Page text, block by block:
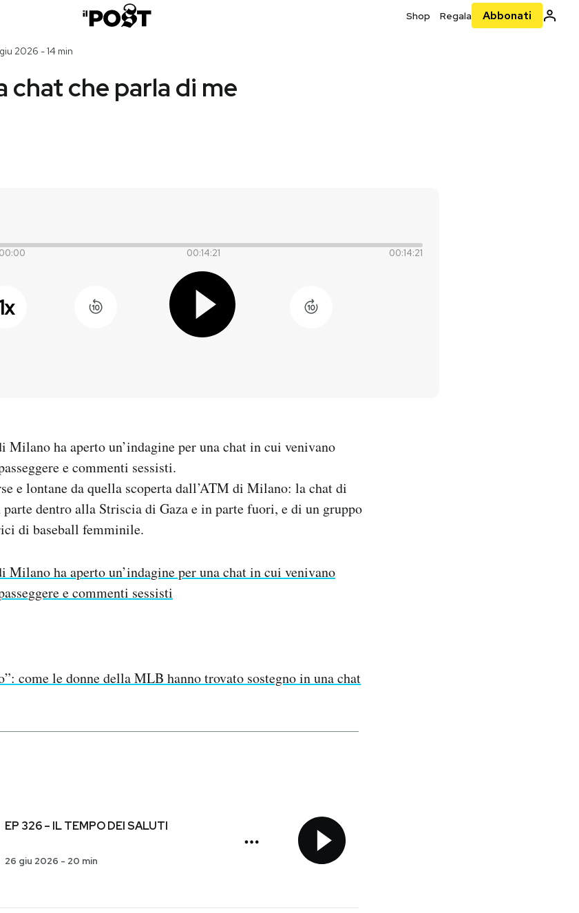
Shop Regala Abbonati
2026 - 14 min
chat che parla di me
00:14:21 00:14:21
x
Milano ha aperto un’indagine per una chat in cui venivano
e commenti sessisti.
e lontane da quella scoperta dall’ATM di Milano: la chat di
dentro alla Striscia di Gaza e in parte fuori, e di un gruppo
di baseball femminile.
Milano ha aperto un’indagine per una chat in cui venivano
e commenti sessisti
come le donne della MLB hanno trovato sostegno in una chat
EP 326 – IL TEMPO DEI SALUTI
26 giu 2026 - 20 min